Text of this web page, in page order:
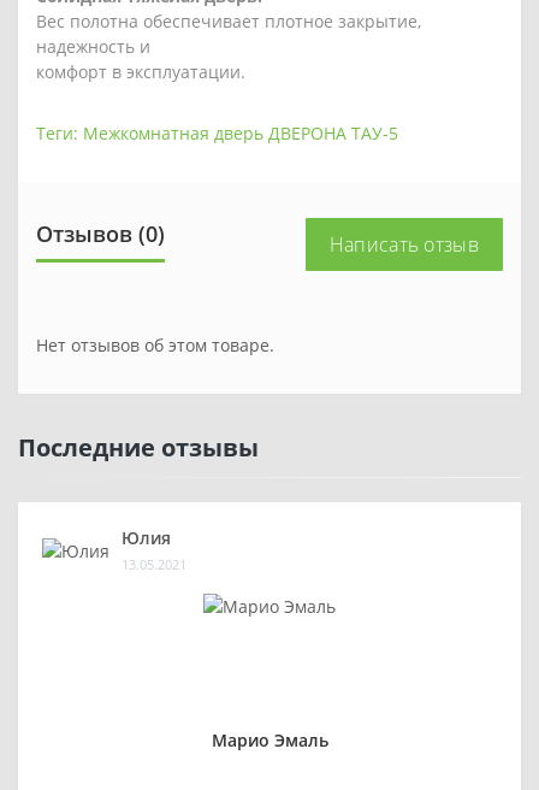
Вес полотна обеспечивает плотное закрытие,
надежность и
комфорт в эксплуатации.
Теги: Межкомнатная дверь ДВЕРОНА ТАУ-5
Отзывов (0) Написать отзыв
Нет отзывов об этом товаре.
Последние отзывы
Юлия
13.05.2021
Марио Эмаль